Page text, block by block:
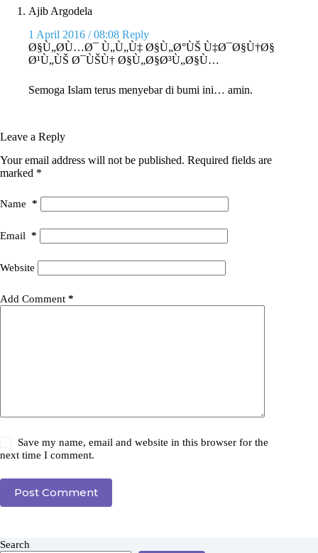
Ajib Argodela
1 April 2016 / 08:08 Reply
Ø§Ù„Ø­Ù…Ø¯ Ù„Ù„Ù‡ Ø§Ù„Ø°ÙŠ Ù‡Ø¯Ø§Ù†Ø§
Ø¹Ù„ÙŠ Ø¯ÙŠÙ† Ø§Ù„Ø§Ø³Ù„Ø§Ù…
Semoga Islam terus menyebar di bumi ini… amin.
Leave a Reply
Your email address will not be published. Required fields are
marked *
Name *
Email *
Website
Add Comment *
Save my name, email and website in this browser for the
next time I comment.
Post Comment
Search